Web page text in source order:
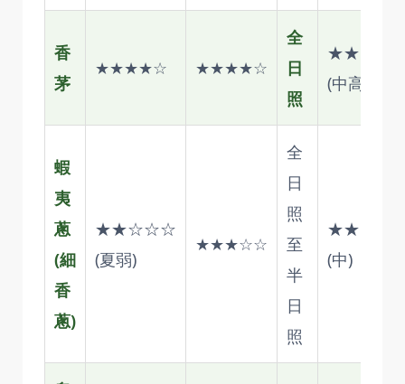
香
茅
★★★★☆ ★★★★☆
全
日
照
(中高)
蝦
夷
蔥
(細
香
蔥)
★★☆☆☆
(夏弱)
★★★☆☆
全
日
照
至
半
日
照
(中)